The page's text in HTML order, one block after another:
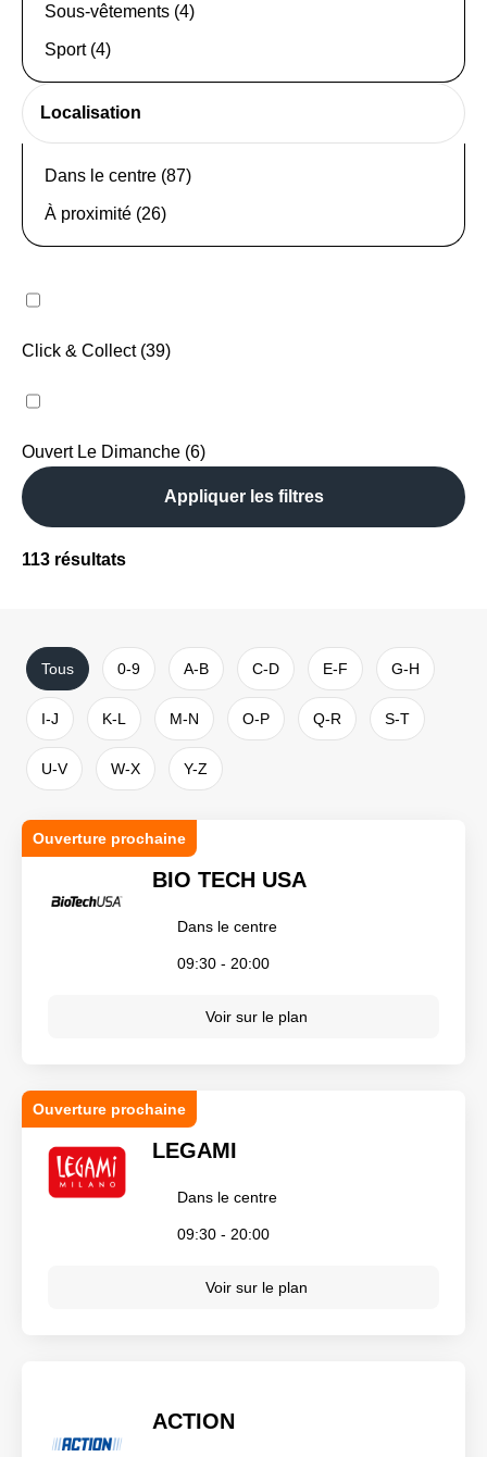
Sous-vêtements (4)
Sport (4)
Localisation
Dans le centre (87)
À proximité (26)
Click & Collect (39)
Ouvert Le Dimanche (6)
Appliquer les filtres
113 résultats
Tous 0-9 A-B C-D E-F G-H
I-J K-L M-N O-P Q-R S-T
U-V W-X Y-Z
Ouverture prochaine
BIO TECH USA
Dans le centre
09:30 - 20:00
Voir sur le plan
Ouverture prochaine
LEGAMI
Dans le centre
09:30 - 20:00
Voir sur le plan
ACTION